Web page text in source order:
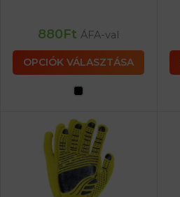
880Ft ÁFA-val
OPCIÓK VÁLASZTÁSA